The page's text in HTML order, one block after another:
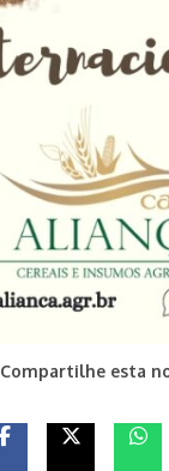
Compartilhe esta